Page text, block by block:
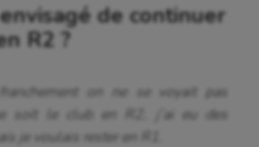
de continuer
R2 ?
franchement on ne se voyait pas
soit le club en R2, j’ai eu des
je voulais rester en R1.